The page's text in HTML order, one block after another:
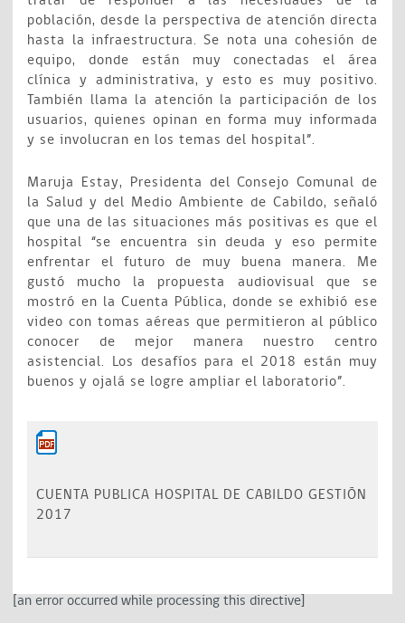
población, desde la perspectiva de atención directa
hasta la infraestructura. Se nota una cohesión de
equipo, donde están muy conectadas el área
clínica y administrativa, y esto es muy positivo.
También llama la atención la participación de los
usuarios, quienes opinan en forma muy informada
y se involucran en los temas del hospital”.
Maruja Estay, Presidenta del Consejo Comunal de
la Salud y del Medio Ambiente de Cabildo, señaló
que una de las situaciones más positivas es que el
hospital “se encuentra sin deuda y eso permite
enfrentar el futuro de muy buena manera. Me
gustó mucho la propuesta audiovisual que se
mostró en la Cuenta Pública, donde se exhibió ese
video con tomas aéreas que permitieron al público
conocer de mejor manera nuestro centro
asistencial. Los desafíos para el 2018 están muy
buenos y ojalá se logre ampliar el laboratorio”.
CUENTA PUBLICA HOSPITAL DE CABILDO GESTIÓN
2017
[an error occurred while processing this directive]